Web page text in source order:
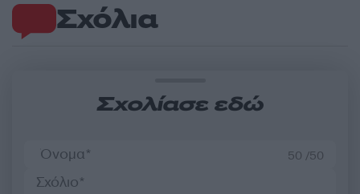
Σχόλια
Σχολίασε εδώ
50 /50